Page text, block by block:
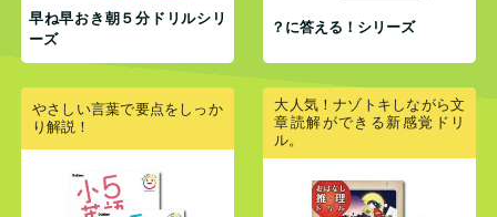
早ね早おき朝５分ドリルシリ
ーズ
？に答える！シリーズ
やさしい言葉で要点をしっか
り解説！
大人気！ナゾトキしながら文
章読解ができる新感覚ドリ
ル。